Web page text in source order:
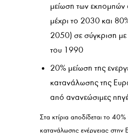
μείωση των
μέχρι το 2030 και
2050) σε σύγκριση με
του 1990
20% μείωση της
κατανάλωσης της
από ανανεώσιμες
Στα κτίρια αποδίδεται το
κατανάλωσης ενέργειας στην